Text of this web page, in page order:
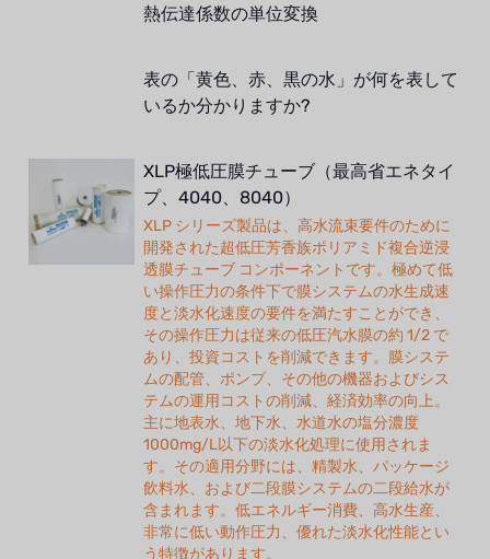
熱伝達係数の単位変換
表の「黄色、赤、黒の水」が何を表して
いるか分かりますか?
XLP極低圧膜チューブ（最高省エネタイ
プ、4040、8040）
XLP シリーズ製品は、高水流束要件のために
開発された超低圧芳香族ポリアミド複合逆浸
透膜チューブ コンポーネントです。極めて低
い操作圧力の条件下で膜システムの水生成速
度と淡水化速度の要件を満たすことができ、
その操作圧力は従来の低圧汽水膜の約 1/2 で
あり、投資コストを削減できます。膜システ
ムの配管、ポンプ、その他の機器およびシス
テムの運用コストの削減、経済効率の向上。
主に地表水、地下水、水道水の塩分濃度
1000mg/L以下の淡水化処理に使用されま
す。その適用分野には、精製水、パッケージ
飲料水、および二段膜システムの二段給水が
含まれます。低エネルギー消費、高水生産、
非常に低い動作圧力、優れた淡水化性能とい
う特徴があります。